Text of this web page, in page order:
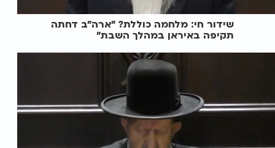
שידור חי: מלחמה כוללת? ״ארה"ב דחתה
תקיפה באיראן במהלך השבת״